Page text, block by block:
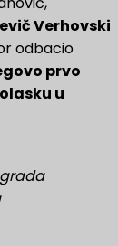
Verhovski
odbacio
prvo
u